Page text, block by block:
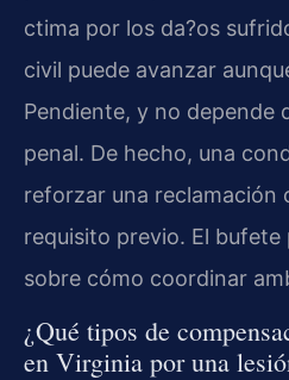
ctima por los da?os
civil puede avanzar
Pendiente, y no depende
penal. De hecho, una
reforzar una reclamación
requisito previo. El bufete
sobre cómo coordinar
¿Qué tipos de
en Virginia por una